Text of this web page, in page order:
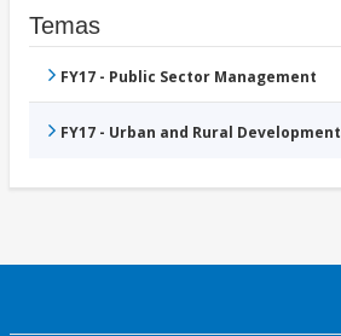
Temas
FY17 - Public Sector Management
FY17 - Urban and Rural Development